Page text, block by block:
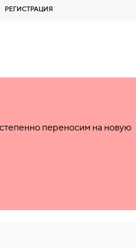
РЕГИСТРАЦИЯ
переносим на новую